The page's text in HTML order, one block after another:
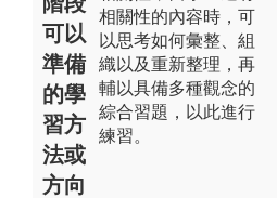
可以
準備
的學
習方
法或
方向
相關性的內容時，可
以思考如何彙整、組
織以及重新整理，再
輔以具備多種觀念的
綜合習題，以此進行
練習。